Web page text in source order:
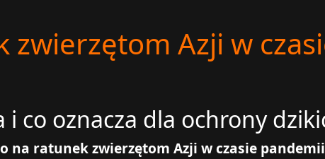
zwierzętom Azji w
co oznacza dla ochrony
na ratunek zwierzętom Azji w czasie